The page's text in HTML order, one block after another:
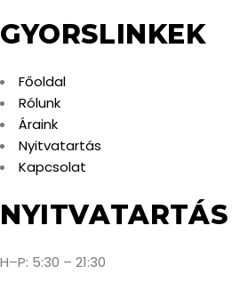
GYORSLINKEK
Főoldal
Rólunk
Áraink
Nyitvatartás
Kapcsolat
NYITVATARTÁS
H–P: 5:30 – 21:30